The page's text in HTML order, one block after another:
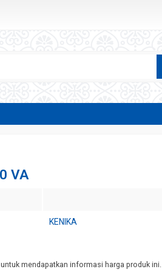
VA
KENIKA
mendapatkan informasi harga produk ini.